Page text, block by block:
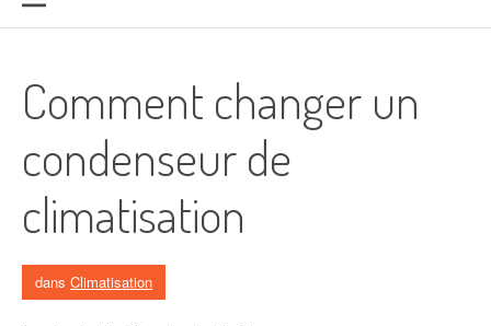
Comment changer un
condenseur de
climatisation
dans Climatisation